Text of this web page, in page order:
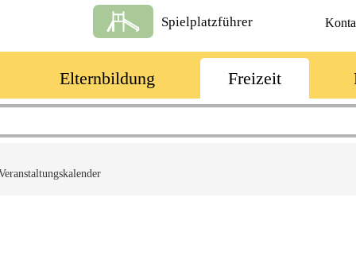
Spielplatzführer
Elternbildung Freizeit